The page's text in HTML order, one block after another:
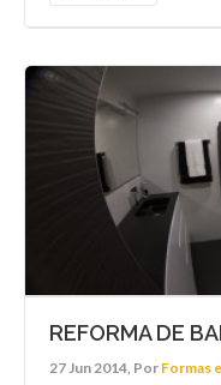
REFORMA DE
27 Jun 2014, Por Formas